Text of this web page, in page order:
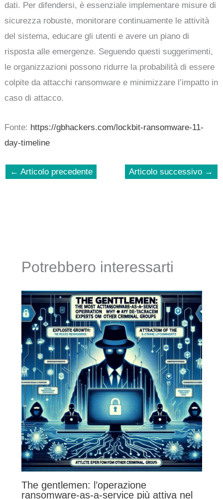
dati. Per difendersi, è essenziale implementare misure di
sicurezza robuste, monitorare continuamente le attività
del sistema, educare gli utenti e avere un piano di
risposta alle emergenze. Seguendo questi suggerimenti,
le organizzazioni possono ridurre la probabilità di essere
colpite da attacchi ransomware e minimizzare l’impatto in
caso di attacco.
Fonte: https://gbhackers.com/lockbit-ransomware-11-
day-timeline
← Articolo precedente Articolo successivo →
Potrebbero interessarti
The gentlemen: l’operazione
ransomware-as-a-service più attiva nel